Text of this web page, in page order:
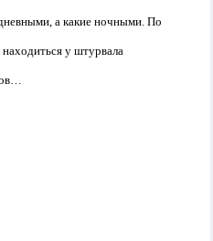
а какие ночными. По
у штурвала